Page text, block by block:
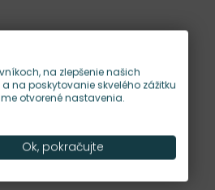
S, P
na zlepšenie našich
na poskytovanie skvelého zážitku
otvorené nastavenia.
Ok, pokračujte